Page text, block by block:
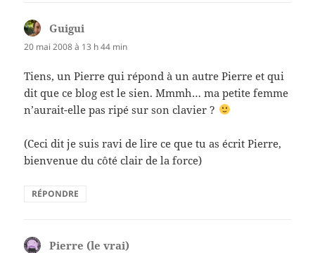
Guigui
20 mai 2008 à 13 h 44 min
Tiens, un Pierre qui répond à un autre Pierre et qui
dit que ce blog est le sien. Mmmh… ma petite femme
n’aurait-elle pas ripé sur son clavier ?
(Ceci dit je suis ravi de lire ce que tu as écrit Pierre,
bienvenue du côté clair de la force)
RÉPONDRE
Pierre (le vrai)